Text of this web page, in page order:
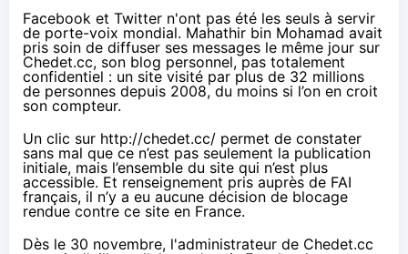
Facebook et Twitter n'ont pas été les seuls à servir
de porte-voix mondial. Mahathir bin Mohamad avait
pris soin de diffuser ses messages le même jour sur
Chedet.cc, son blog personnel, pas totalement
confidentiel : un site visité par plus de 32 millions
de personnes depuis 2008, du moins si l’on en croit
son compteur.
Un clic sur http://chedet.cc/ permet de constater
sans mal que ce n’est pas seulement la publication
initiale, mais l’ensemble du site qui n’est plus
accessible. Et renseignement pris auprès de FAI
français, il n’y a eu aucune décision de blocage
rendue contre ce site en France.
Dès le 30 novembre, l'administrateur de Chedet.cc